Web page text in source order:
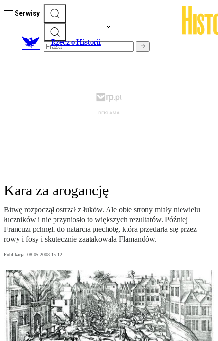
Serwisy
Rzecz o Historii
Kara za arogancję
Bitwę rozpoczął ostrzał z łuków. Ale obie strony miały niewielu
łuczników i nie przyniosło to większych rezultatów. Później
Francuzi pchnęli do natarcia piechotę, która przedarła się przez
rowy i fosy i skutecznie zaatakowała Flamandów.
Publikacja: 08.05.2008 15:12